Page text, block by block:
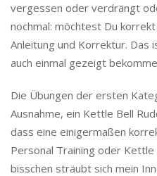
vergessen oder verdrängt
nochmal: möchtest Du
Anleitung und Korrektur. Das
auch einmal gezeigt
Die Übungen der ersten
Ausnahme, ein Kettle Bell
dass eine einigermaßen
Personal Training oder Kettle
bisschen sträubt sich mein